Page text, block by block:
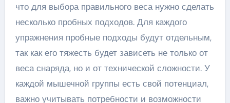
что для выбора правильного веса нужно сделать
несколько пробных подходов. Для каждого
упражнения пробные подходы будут отдельным,
так как его тяжесть будет зависеть не только от
веса снаряда, но и от технической сложности. У
каждой мышечной группы есть свой потенциал,
важно учитывать потребности и возможности